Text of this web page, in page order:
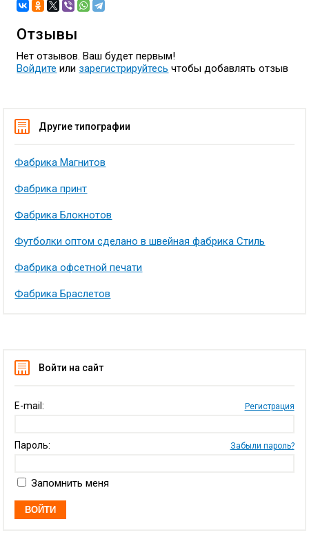
Отзывы
Нет отзывов. Ваш будет первым!
Войдите или зарегистрируйтесь чтобы добавлять отзыв
Другие типографии
Фабрика Магнитов
Фабрика принт
Фабрика Блокнотов
Футболки оптом сделано в швейная фабрика Стиль
Фабрика офсетной печати
Фабрика Браслетов
Войти на сайт
E-mail: Регистрация
Пароль: Забыли пароль?
Запомнить меня